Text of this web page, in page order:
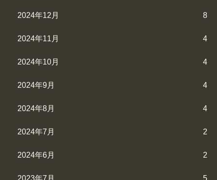
2024年12月 8
2024年11月 4
2024年10月 4
2024年9月 4
2024年8月 4
2024年7月 2
2024年6月 2
2023年7月 5